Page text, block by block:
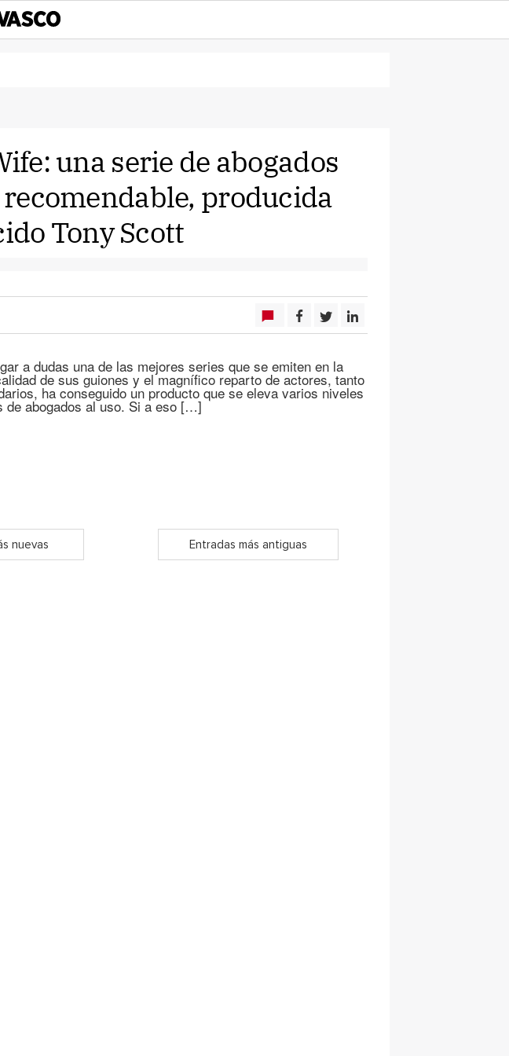
una serie de abogados
producida
Tony Scott
a dudas una de las mejores series que se emiten en la
de sus guiones y el magnífico reparto de actores, tanto
ha conseguido un producto que se eleva varios niveles
de abogados al uso. Si a eso […]
nuevas Entradas más antiguas